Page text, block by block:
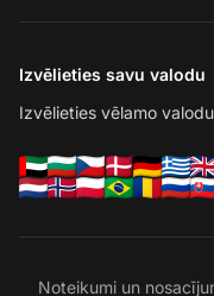
Izvēlieties savu valodu
Izvēlieties vēlamo
Noteikumi un